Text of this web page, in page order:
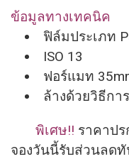
ข้อมูลทางเทคนิค
ฟิล์มประเภท
ISO 13
ฟอร์แมท
ล้างด้วยวิธีกา
พิเศษ!! ราคาป
จองวันนี้รับส่วนลดทั